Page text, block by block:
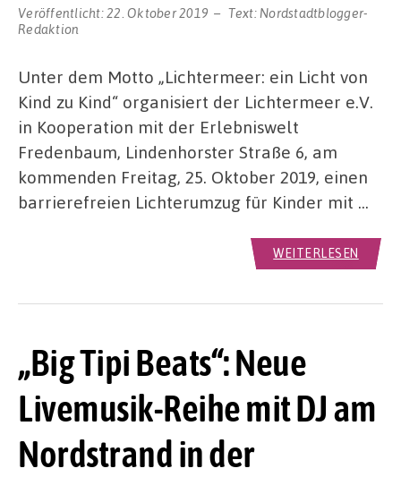
Veröffentlicht:22. Oktober 2019 Text: Nordstadtblogger-
Redaktion
Unter dem Motto „Lichtermeer: ein Licht von
Kind zu Kind“ organisiert der Lichtermeer e.V.
in Kooperation mit der Erlebniswelt
Fredenbaum, Lindenhorster Straße 6, am
kommenden Freitag, 25. Oktober 2019, einen
barrierefreien Lichterumzug für Kinder mit …
WEITERLESEN
„Big Tipi Beats“: Neue
Livemusik-Reihe mit DJ am
Nordstrand in der